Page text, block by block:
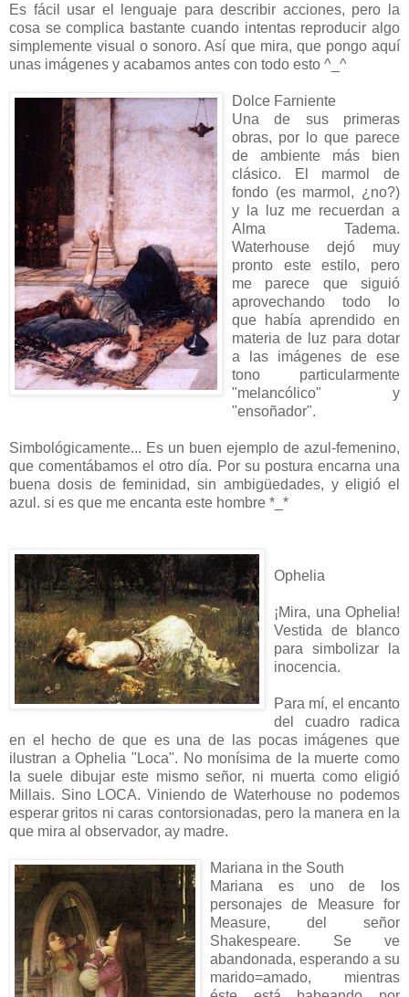
Es fácil usar el lenguaje para describir acciones, pero la
cosa se complica bastante cuando intentas reproducir algo
simplemente visual o sonoro. Así que mira, que pongo aquí
unas imágenes y acabamos antes con todo esto ^_^
Dolce Farniente
Una de sus primeras
obras, por lo que parece
de ambiente más bien
clásico. El marmol de
fondo (es marmol, ¿no?)
y la luz me recuerdan a
Alma Tadema.
Waterhouse dejó muy
pronto este estilo, pero
me parece que siguió
aprovechando todo lo
que había aprendido en
materia de luz para dotar
a las imágenes de ese
tono particularmente
"melancólico" y
"ensoñador".
Simbológicamente... Es un buen ejemplo de azul-femenino,
que comentábamos el otro día. Por su postura encarna una
buena dosis de feminidad, sin ambigüedades, y eligió el
azul. si es que me encanta este hombre *_*
Ophelia
¡Mira, una Ophelia!
Vestida de blanco
para simbolizar la
inocencia.
Para mí, el encanto
del cuadro radica
en el hecho de que es una de las pocas imágenes que
ilustran a Ophelia "Loca". No monísima de la muerte como
la suele dibujar este mismo señor, ni muerta como eligió
Millais. Sino LOCA. Viniendo de Waterhouse no podemos
esperar gritos ni caras contorsionadas, pero la manera en la
que mira al observador, ay madre.
Mariana in the South
Mariana es uno de los
personajes de Measure for
Measure, del señor
Shakespeare. Se ve
abandonada, esperando a su
marido=amado, mientras